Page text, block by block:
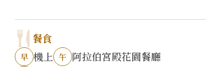
餐食
早 機上 午 阿拉伯宮殿花園餐廳